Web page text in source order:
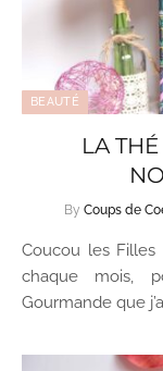
BEAUTÉ
LA
By Coups de
Coucou les Filles
chaque mois,
Gourmande que